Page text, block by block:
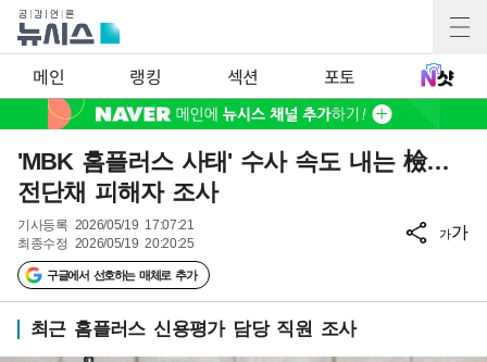
메인 랭킹 섹션 포토
'MBK 홈플러스 사태' 수사 속도 내는 檢…
전단채 피해자 조사
기사등록 2026/05/19 17:07:21
최종수정 2026/05/19 20:20:25
구글에서 선호하는 매체로 추가
가가
최근 홈플러스 신용평가 담당 직원 조사